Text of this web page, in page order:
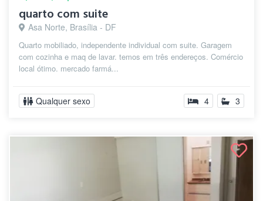
quarto com suite
Asa Norte, Brasília - DF
Quarto mobiliado, independente individual com suite. Garagem
com cozinha e maq de lavar. temos em três endereços. Comércio
local ótimo. mercado farmá...
Qualquer sexo 4 3